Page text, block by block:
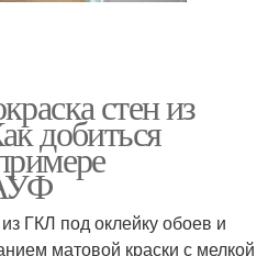
стен из
добиться
ГКЛ под оклейку обоев и
матовой краски с мелкой